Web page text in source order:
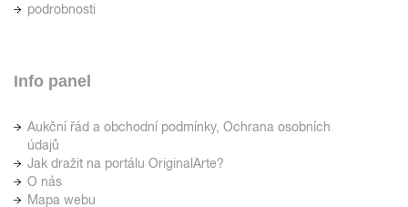
podrobnosti
Info panel
Aukční řád a obchodní podmínky, Ochrana osobních
údajů
Jak dražit na portálu OriginalArte?
O nás
Mapa webu